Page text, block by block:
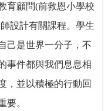
育顧問(前救恩小學校
設計有關課程。學生
己是世界一分子，不
事件都與我們息息相
，並以積極的行動回
要。